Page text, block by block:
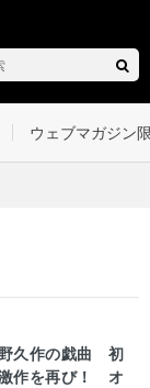
ウェブマガジン
久作の戯曲 初
作を再び！ オ